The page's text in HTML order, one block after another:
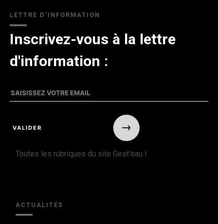
LETTRE D'INFORMATION
Inscrivez-vous à la lettre
d'information :
Toutes les rubriques du site Gest'eau !
ACTUALITÉS